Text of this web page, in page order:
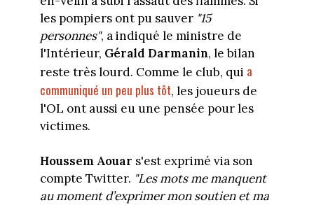
les pompiers ont pu sauver "15
personnes", a indiqué le ministre de
l'Intérieur, Gérald Darmanin, le bilan
reste très lourd. Comme le club, qui a
communiqué un peu plus tôt, les joueurs de
l'OL ont aussi eu une pensée pour les
victimes.
Houssem Aouar s'est exprimé via son
compte Twitter. "Les mots me manquent
au moment d’exprimer mon soutien et ma